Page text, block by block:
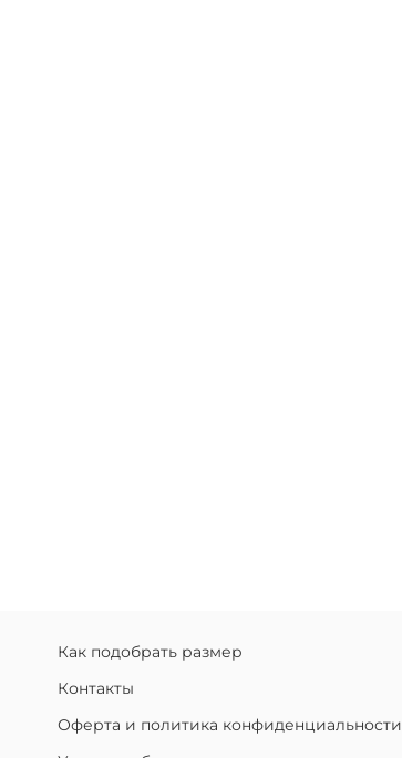
Как подобрать размер
Контакты
Оферта и политика конфиденциальности